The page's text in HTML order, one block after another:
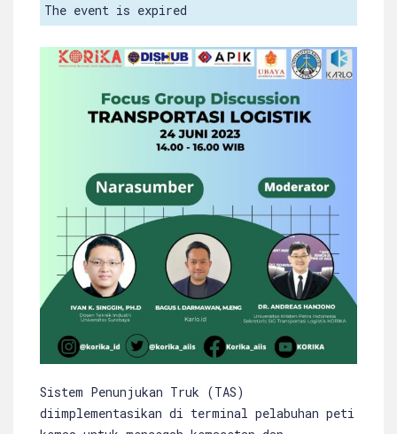
The event is expired
Sistem Penunjukan Truk (TAS)
diimplementasikan di terminal pelabuhan peti